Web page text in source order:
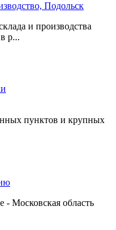
Подольск
и производства
р...
пунктов и крупных
Московская область